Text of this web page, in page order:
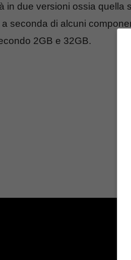
in due versioni ossia quella
seconda di alcuni
2GB e 32GB.